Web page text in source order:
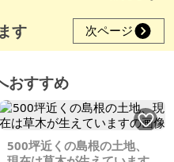
す 次ページ
おすすめ
500坪近くの島根の土地、